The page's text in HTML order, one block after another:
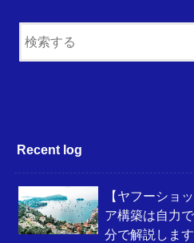
Recent log
【ヤフーショ
ア構築は自力
分で解説します